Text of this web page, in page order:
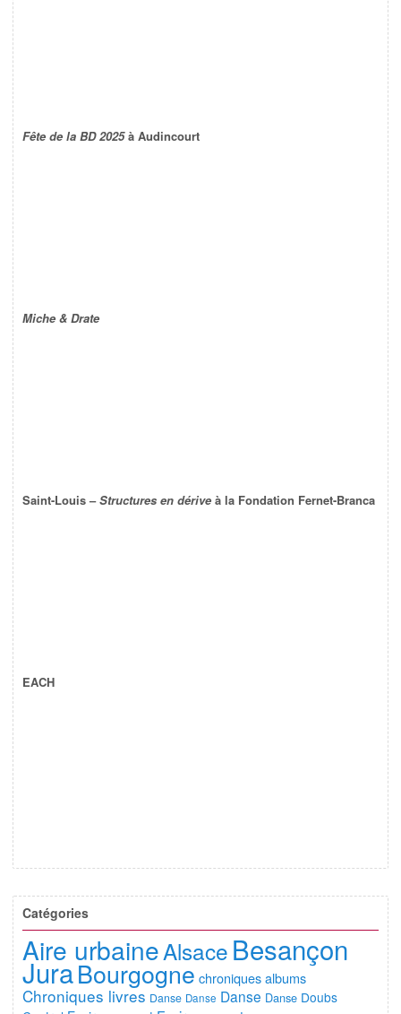
Fête de la BD 2025à Audincourt
Miche & Drate
Saint-Louis –Structures en dérive à la Fondation Fernet-Branca
EACH
Catégories
Aire urbaineAlsace Besançon
JuraBourgogne chroniques albums
Chroniques livres Danse Danse Danse Danse Doubs